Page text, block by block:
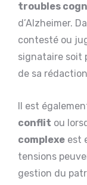
troubles
d’Alzheimer.
contesté ou
signataire soit
de sa
Il est
conflit ou
complexe est
tensions
gestion du